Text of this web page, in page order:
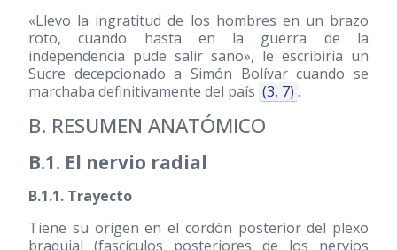
«Llevo la ingratitud de los hombres en un brazo
roto, cuando hasta en la guerra de la
independencia pude salir sano», le escribiría un
Sucre decepcionado a Simón Bolívar cuando se
marchaba definitivamente del país (3, 7) .
B. RESUMEN ANATÓMICO
B.1. El nervio radial
B.1.1. Trayecto
Tiene su origen en el cordón posterior del plexo
braquial (fascículos posteriores de los nervios